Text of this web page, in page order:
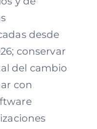
desde
conservar
del cambio
con